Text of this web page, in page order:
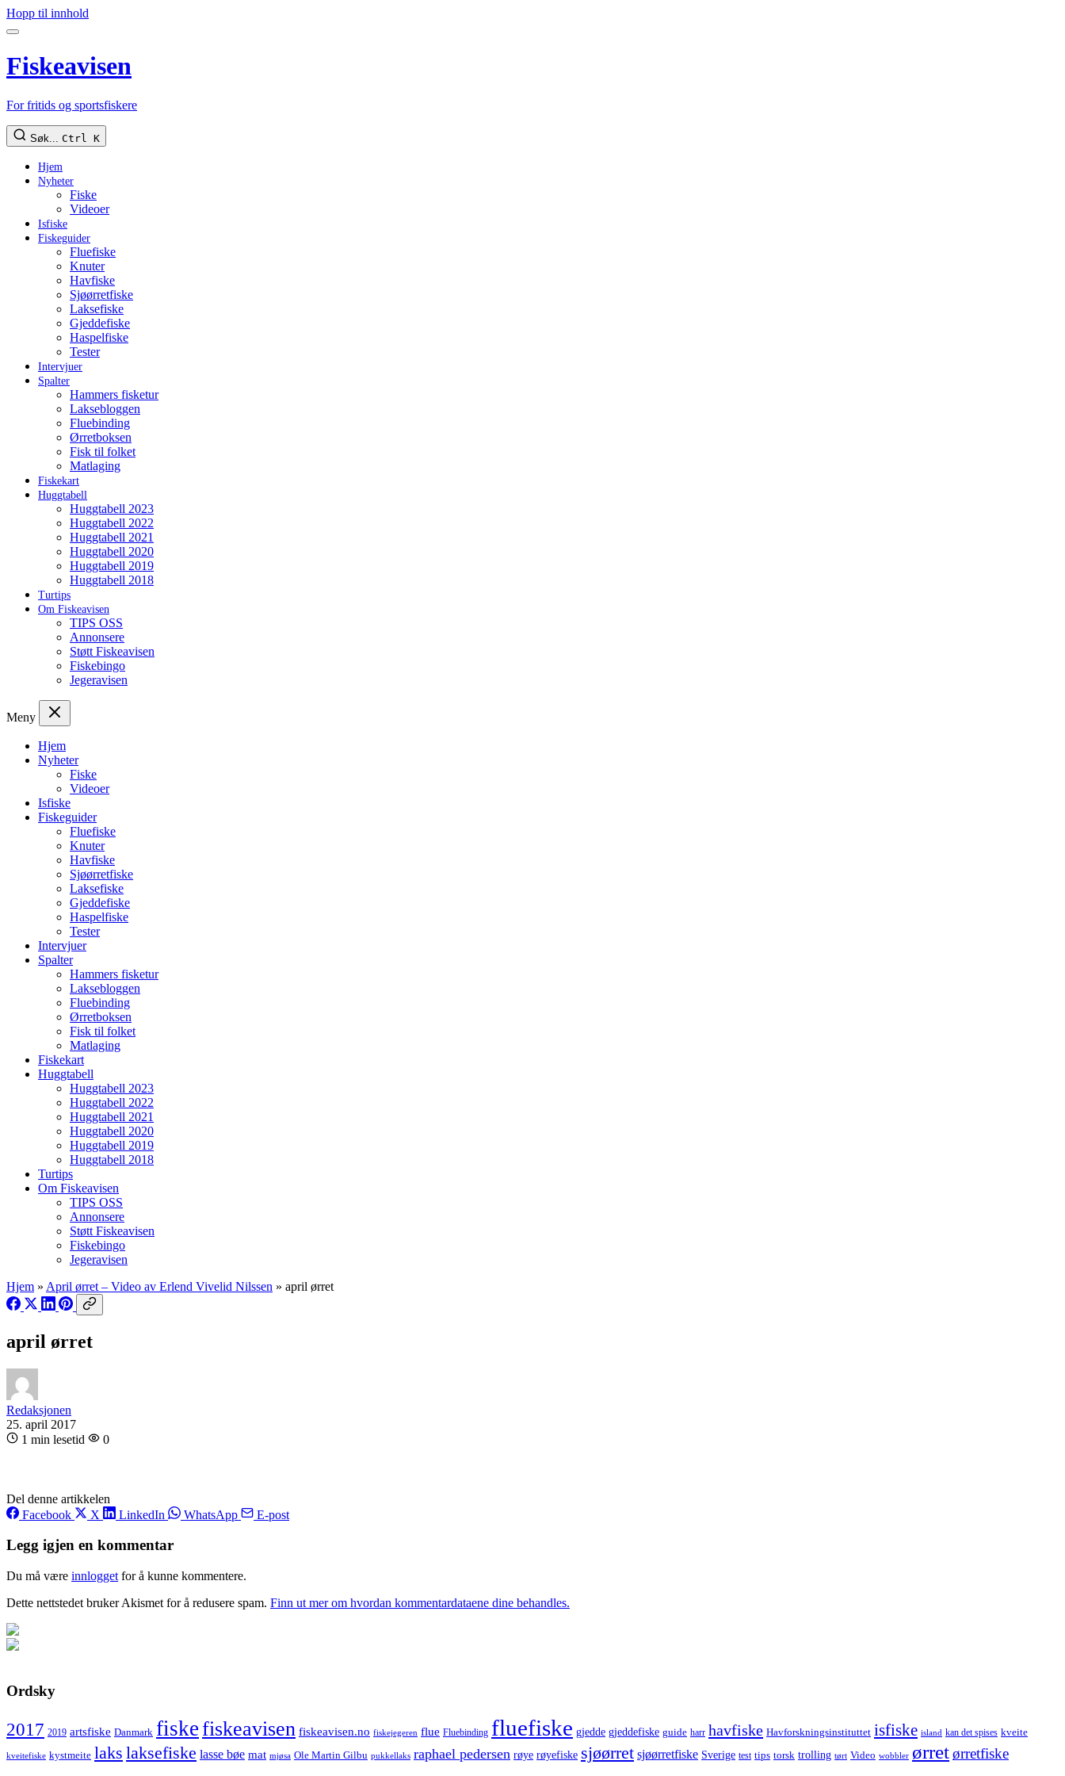
Hopp til innhold
Fiskeavisen
For fritids og sportsfiskere
Søk... Ctrl K
Hjem
Nyheter
Fiske
Videoer
Isfiske
Fiskeguider
Fluefiske
Knuter
Havfiske
Sjøørretfiske
Laksefiske
Gjeddefiske
Haspelfiske
Tester
Intervjuer
Spalter
Hammers fisketur
Laksebloggen
Fluebinding
Ørretboksen
Fisk til folket
Matlaging
Fiskekart
Huggtabell
Huggtabell 2023
Huggtabell 2022
Huggtabell 2021
Huggtabell 2020
Huggtabell 2019
Huggtabell 2018
Turtips
Om Fiskeavisen
TIPS OSS
Annonsere
Støtt Fiskeavisen
Fiskebingo
Jegeravisen
Meny
Hjem
Nyheter
Fiske
Videoer
Isfiske
Fiskeguider
Fluefiske
Knuter
Havfiske
Sjøørretfiske
Laksefiske
Gjeddefiske
Haspelfiske
Tester
Intervjuer
Spalter
Hammers fisketur
Laksebloggen
Fluebinding
Ørretboksen
Fisk til folket
Matlaging
Fiskekart
Huggtabell
Huggtabell 2023
Huggtabell 2022
Huggtabell 2021
Huggtabell 2020
Huggtabell 2019
Huggtabell 2018
Turtips
Om Fiskeavisen
TIPS OSS
Annonsere
Støtt Fiskeavisen
Fiskebingo
Jegeravisen
Hjem » April ørret – Video av Erlend Vivelid Nilssen » april ørret
april ørret
Redaksjonen
25. april 2017
1 min lesetid
0
Del denne artikkelen
Facebook
X LinkedIn WhatsApp E-post
Legg igjen en kommentar
Du må være innlogget for å kunne kommentere.
Dette nettstedet bruker Akismet for å redusere spam. Finn ut mer om hvordan kommentardataene dine behandles.
Ordsky
2017 2019 artsfiske Danmark fiskefiskeavisen fiskeavisen.no fiskejegeren flue Fluebinding fluefiske gjedde gjeddefiske guide harr havfiske Havforskningsinstituttet isfiske island kan det spises kveite
kveitefiske kystmeite laks laksefiske lasse bøe mat mjøsa Ole Martin Gilbu pukkellaks raphael pedersen røye røyefiske sjøørret sjøørretfiske Sverige test tips torsk trolling tørt Video wobbler ørretørretfiske